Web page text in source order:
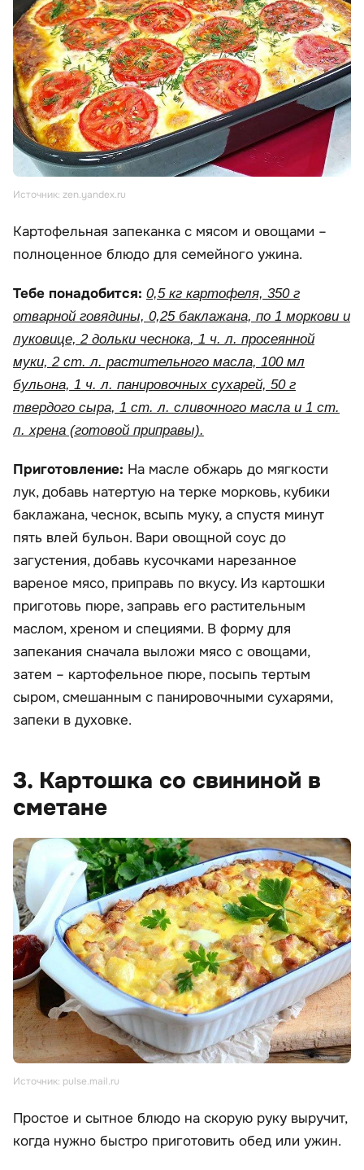
Источник: zen.yandex.ru
Картофельная запеканка с мясом и овощами –
полноценное блюдо для семейного ужина.
Тебе понадобится: 0,5 кг картофеля, 350 г
отварной говядины, 0,25 баклажана, по 1 моркови и
луковице, 2 дольки чеснока, 1 ч. л. просеянной
муки, 2 ст. л. растительного масла, 100 мл
бульона, 1 ч. л. панировочных сухарей, 50 г
твердого сыра, 1 ст. л. сливочного масла и 1 ст.
л. хрена (готовой приправы).
Приготовление: На масле обжарь до мягкости
лук, добавь натертую на терке морковь, кубики
баклажана, чеснок, всыпь муку, а спустя минут
пять влей бульон. Вари овощной соус до
загустения, добавь кусочками нарезанное
вареное мясо, приправь по вкусу. Из картошки
приготовь пюре, заправь его растительным
маслом, хреном и специями. В форму для
запекания сначала выложи мясо с овощами,
затем – картофельное пюре, посыпь тертым
сыром, смешанным с панировочными сухарями,
запеки в духовке.
3. Картошка со свининой в
сметане
Источник: pulse.mail.ru
Простое и сытное блюдо на скорую руку выручит,
когда нужно быстро приготовить обед или ужин.